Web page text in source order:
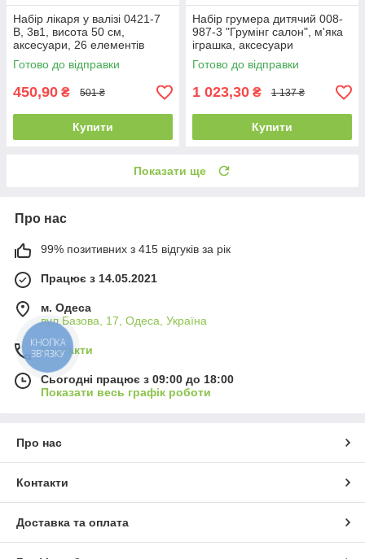
Набір лікаря у валізі 0421-7
В, 3в1, висота 50 см,
аксесуари, 26 елементів
Готово до відправки
450,90 ₴ 501 ₴
Купити
Набір грумера дитячий 008-
987-3 "Грумінг салон", м'яка
іграшка, аксесуари
Готово до відправки
1 023,30 ₴ 1 137 ₴
Купити
Показати ще
Про нас
99% позитивних з 415 відгуків за рік
Працює з 14.05.2021
м. Одеса
вул.Базова, 17, Одеса, Україна
Контакти
Сьогодні працює з 09:00 до 18:00
Показати весь графік роботи
Про нас
Контакти
Доставка та оплата
КНОПКА
ЗВ'ЯЗКУ